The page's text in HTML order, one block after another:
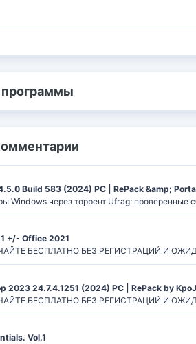
Build 583 (2024) РС | RePack &amp;
Windows через торрент Ufrag: проверенные
+/- Office 2021
БЕСПЛАТНО БЕЗ РЕГИСТРАЦИЙ И
2023 24.7.4.1251 (2024) PC | RePack by
БЕСПЛАТНО БЕЗ РЕГИСТРАЦИЙ И
Vol.1